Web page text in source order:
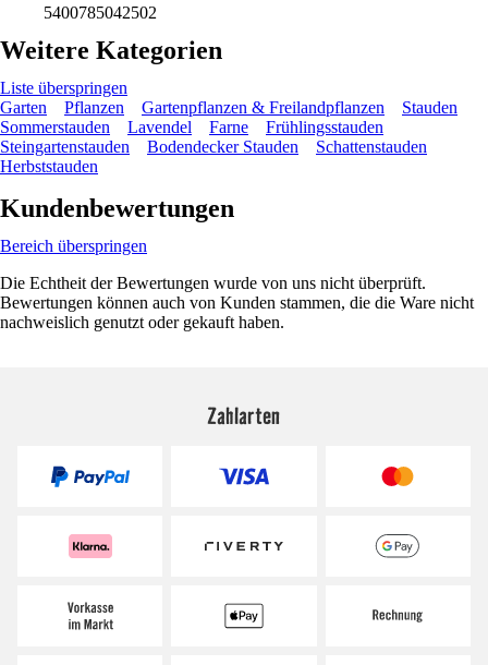
5400785042502
Weitere Kategorien
Liste überspringen
Garten
Pflanzen Gartenpflanzen & Freilandpflanzen
Stauden
Sommerstauden
Lavendel Farne
Frühlingsstauden
Steingartenstauden
Bodendecker Stauden
Schattenstauden
Herbststauden
Kundenbewertungen
Bereich überspringen
Die Echtheit der Bewertungen wurde von uns nicht überprüft.
Bewertungen können auch von Kunden stammen, die die Ware nicht
nachweislich genutzt oder gekauft haben.
Zahlarten